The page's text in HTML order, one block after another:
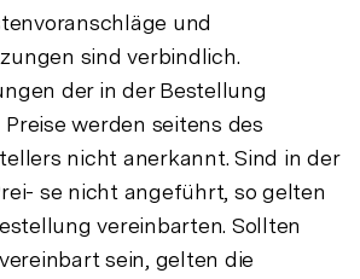
und
sind verbindlich.
der in der Bestellung
werden seitens des
nicht anerkannt. Sind in der
se nicht angeführt, so gelten
vereinbarten. Sollten
sein, gelten die